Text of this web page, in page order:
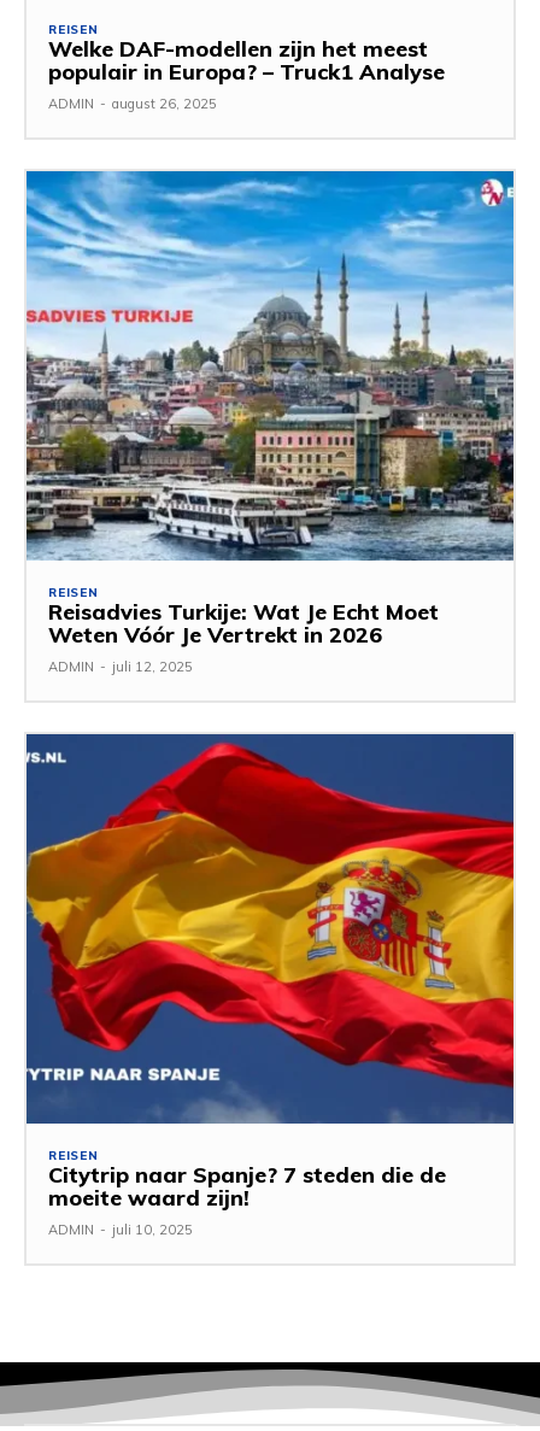
REISEN
Welke DAF-modellen zijn het meest
populair in Europa? – Truck1 Analyse
ADMIN - august 26, 2025
REISEN
Reisadvies Turkije: Wat Je Echt Moet
Weten Vóór Je Vertrekt in 2026
ADMIN - juli 12, 2025
REISEN
Citytrip naar Spanje? 7 steden die de
moeite waard zijn!
ADMIN - juli 10, 2025